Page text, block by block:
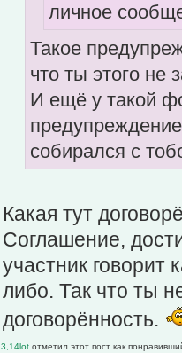
личное
Такое
что ты этого не
И ещё у такой
собирался с
Какая тут
Соглашение,
участник говорит
либо. Так что ты
договорённость.
3,14lot отметил этот пост как